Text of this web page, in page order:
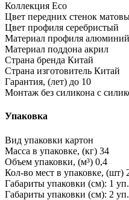
Коллекция Eco
Цвет передних стенок
Цвет профиля серебристый
Материал профиля алюминий
Материал поддона акрил
Страна бренда Китай
Страна изготовитель Китай
Гарантия, (лет) до 10
Монтаж без силикона с
Упаковка
Вид упаковки картон
Масса в упаковке, (кг) 34
Объем упаковки, (м³) 0,4
Кол-во мест в упаковке, (шт)
Габариты упаковки (см): 1 уп.
Габариты упаковки (см): 2 уп.